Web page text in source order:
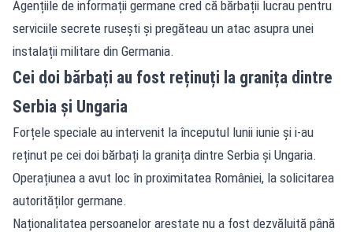
Agențiile de informații germane cred că bărbații lucrau pentru
serviciile secrete rusești și pregăteau un atac asupra unei
instalații militare din Germania.
Cei doi bărbați au fost reținuți la granița dintre
Serbia și Ungaria
Forțele speciale au intervenit la începutul lunii iunie și i-au
reținut pe cei doi bărbați la granița dintre Serbia și Ungaria.
Operațiunea a avut loc în proximitatea României, la solicitarea
autorităților germane.
Naționalitatea persoanelor arestate nu a fost dezvăluită până